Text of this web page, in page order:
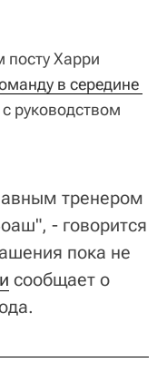
Харри
в середине
руководством
тренером
- говорится
пока не
сообщает о